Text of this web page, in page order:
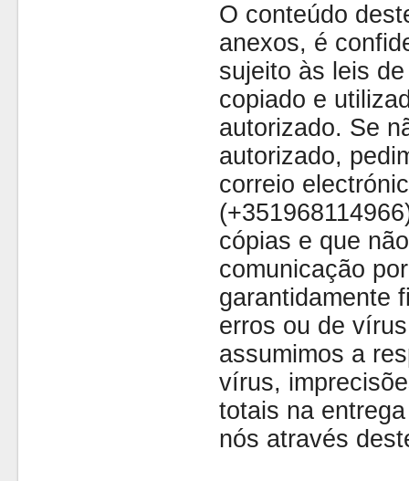
O conteúdo
anexos, é
sujeito às leis
copiado e
autorizado. Se
autorizado,
correio
cópias e que
comunicação
garantidamente
erros ou de
assumimos a
vírus,
totais na
nós através